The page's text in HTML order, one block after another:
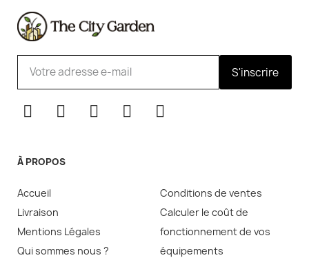
S'inscrire
À PROPOS
Accueil
Livraison
Mentions Légales
Qui sommes nous ?
Conditions de ventes
Calculer le coût de
fonctionnement de vos
équipements